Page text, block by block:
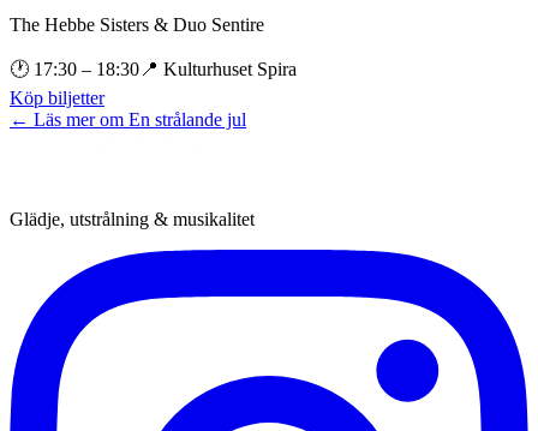
The Hebbe Sisters & Duo Sentire
🕐 17:30 – 18:30 📍 Kulturhuset Spira
Köp biljetter
← Läs mer om En strålande jul
Glädje, utstrålning & musikalitet